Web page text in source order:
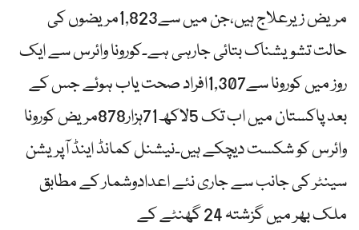
مریض زیرعلاج ہیں،جن میں سے1,823مریضوں کی
حالت تشویشناک بتائی جارہی ہے۔کورونا وائرس سے ایک
روز میں کورونا سے1,307افراد صحت یاب ہوئے جس کے
بعد پاکستان میں اب تک 5لاکھ71ہزار878مریض کورونا
وائرس کو شکست دیچکے ہیں۔نیشنل کمانڈ اینڈ آپریشن
سینٹر کی جانب سے جاری نئے اعدادوشمار کے مطابق
ملک بھر میں گزشتہ 24 گھنٹے کے